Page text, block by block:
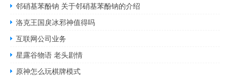
邻硝基苯酚钠 关于邻硝基苯酚钠的介绍
洛克王国戾冰邪神值得吗
互联网公司业务
星露谷物语 老头剧情
原神怎么玩棋牌模式